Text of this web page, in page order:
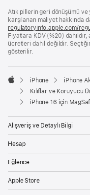
pencerede
açılır)
Atık pillerin geri dönüşümü
karşılanan maliyet hakkında
regulatoryinfo.apple.com/
Fiyatlara KDV (%20)
ücretleri dahil değildir.
gösterilir.
Apple
iPhone
iPhone
Kılıflar ve Koruyucu
iPhone 16 için
Alışveriş ve Detaylı Bilgi
Hesap
Eğlence
Apple Store